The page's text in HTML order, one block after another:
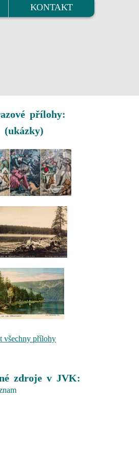
KONTAKT
přílohy:
(ukázky)
všechny přílohy
zdroje v JVK: